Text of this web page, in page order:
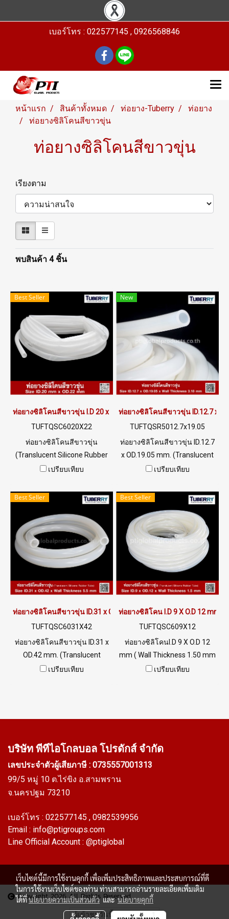
เบอร์โทร : 022577145 , 0926568846
หน้าแรก สินค้าทั้งหมด ท่อยาง-Tuberry
ท่อยาง
ท่อยางซิลิโคนสีขาวขุ่น
ท่อยางซิลิโคนสีขาวขุ่น
เรียงตาม
พบสินค้า 4 ชิ้น
Best Seller
ท่อยางซิลิโคนสีขาวขุ่น I.D 20 x O.D 22 mm
TUFTQSC6020X22
ท่อยางซิลิโคนสีขาวขุ่น
(Translucent Silicone Rubber
Tubing) Size ID.20 x OD.22 mm
ทนน้ำมันพืช / น้ำมันสัตว์ ทน
UV Ozone และสภาพแวดล้อมดี
เยี่ยม เหมาะสำหรับอุตสาหกรรม
อาหาร อุณหภูมิการใช้งาน -70
to +220 °C / Tel : 022577145
MB : 0982539956 / E-mail :
info@ptigroups.com / Line OA
: @PTIGLOBAL
เปรียบเทียบ
New
ท่อยางซิลิโคนสีขาวขุ่น ID.12.7 x
TUFTQSR5012.7x19.05
ท่อยางซิลิโคนสีขาวขุ่น ID.12.7
x OD.19.05 mm. (Translucent
Silicone Rubber Tube) ท่อยางซิ
Cer. รับรอง FDA ทนความร้อน
สูงสุด +220ºC ทนน้ำมันพืช /
น้ำมันสัตว์ และสารละลายเจือ
จาง ทน UV Ozone และสภาพ
แวดล้อมได้ดีเยี่ยม เหมาะ
สำหรับอุตสาหกรรมอาหาร
เครื่องดื่ม หรือทางการแพทย์ Tel:
022577145 / 0926568846
LINE OA : @ptiglobal
เปรียบเทียบ
Best Seller
ท่อยางซิลิโคนสีขาวขุ่น ID.31 x OD.42 mm.
TUFTQSC6031X42
ท่อยางซิลิโคนสีขาวขุ่น ID.31 x
OD.42 mm. (Translucent
Silicone Rubber Tube) ท่อยางซิ
น้ำมันสัตว์ และสารละลายเจือ
แวดล้อมได้ดีเยี่ยม เหมาะ
เครื่องดื่ม หรือทางการแพทย์ Tel:
022577145 MB : 0926568846
/ 0982539956 LINE@ :
เปรียบเทียบ
Best Seller
ท่อยางซิลิโคน I.D 9 X O.D 12 mm
TUFTQSC609X12
ท่อยางซิลิโคนI.D 9 X O.D 12
mm ( Wall Thickness 1.50 mm
) อุณหภูมิการใช้งาน -70 to
0982539956 LINE@ :
เปรียบเทียบ
บริษัท พีทีไอโกลบอล โปรดักส์ จำกัด
เลขประจำตัวผู้เสียภาษี : 0735557001313
99/5 หมู่ 10 ต.ไร่ขิง อ.สามพราน
จ.นครปฐม 73210
เบอร์โทร : 022577145 , 0982539956
Email : info@ptigroups.com
Line Official Account : @ptiglobal
Copyright 2026 All Rights Reserved
ผู้เข้าชมวันนี้ 1
เว็บไซต์นี้มีการใช้งานคุกกี้ เพื่อเพิ่มประสิทธิภาพและประสบการณ์ที่ดี
ในการใช้งานเว็บไซต์ของท่าน ท่านสามารถอ่านรายละเอียดเพิ่มเติม
ได้ที่นโยบายความเป็นส่วนตัวและนโยบายคุกกี้